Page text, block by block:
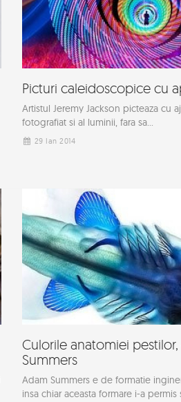
Picturi caleidoscopice cu
Artistul Jeremy Jackson picteaza cu
fotografiat si al luminii, fara sa...
29 Ian 2014
Culorile anatomiei
Summers
Adam Summers e de formatie
insa chiar aceasta formare i-a permis